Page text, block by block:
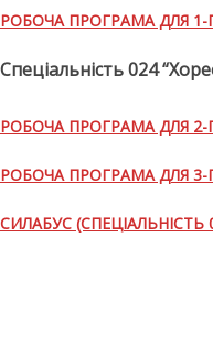
РОБОЧА ПРОГРАМА ДЛЯ
Спеціальність 024
РОБОЧА ПРОГРАМА ДЛЯ 2-
РОБОЧА ПРОГРАМА ДЛЯ 3-
СИЛАБУС (СПЕЦІАЛЬНІСТЬ